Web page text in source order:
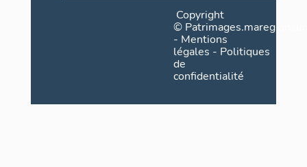
Copyright
©
- Mentions
légales - Politiques
de
confidentialité